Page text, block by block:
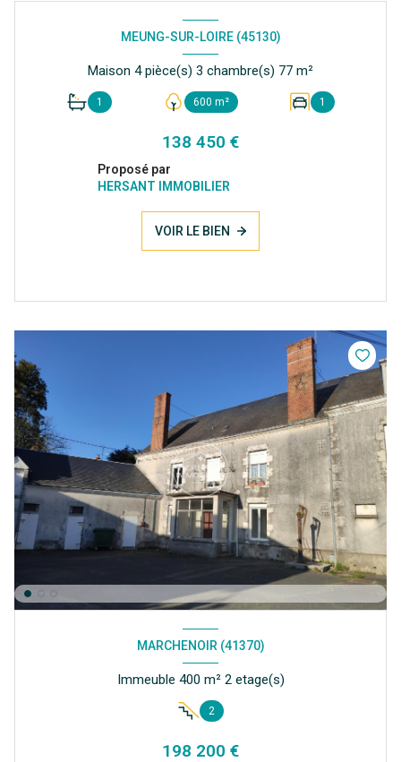
MEUNG-SUR-LOIRE (45130)
Maison 4 pièce(s) 3 chambre(s) 77 m²
1 600 m² 1
138 450 €
Proposé par
HERSANT IMMOBILIER
VOIR LE BIEN
MARCHENOIR (41370)
Immeuble 400 m² 2 etage(s)
2
198 200 €